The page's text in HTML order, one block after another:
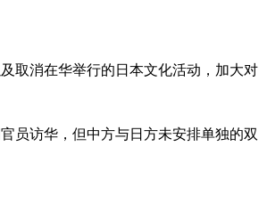
取消在华举行的日本文化活动，加大对
员访华，但中方与日方未安排单独的双